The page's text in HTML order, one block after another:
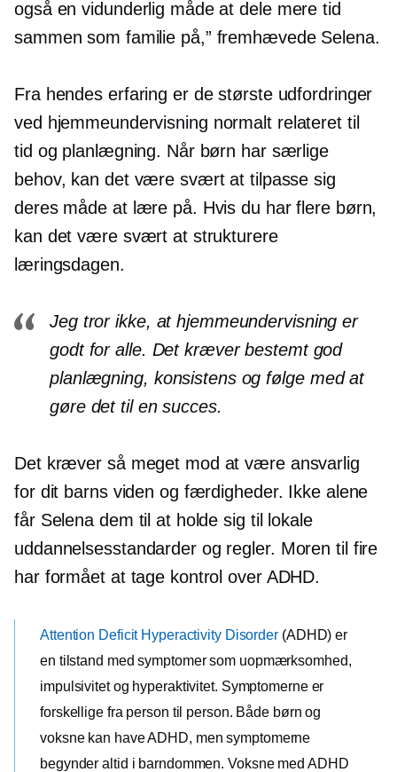
også en vidunderlig måde at dele mere tid
sammen som familie på,” fremhævede Selena.
Fra hendes erfaring er de største udfordringer
ved hjemmeundervisning normalt relateret til
tid og planlægning. Når børn har særlige
behov, kan det være svært at tilpasse sig
deres måde at lære på. Hvis du har flere børn,
kan det være svært at strukturere
læringsdagen.
Jeg tror ikke, at hjemmeundervisning er
godt for alle. Det kræver bestemt god
planlægning, konsistens og følge medat
gøre det til en succes.
Det kræver så meget mod at være ansvarlig
for dit barns viden og færdigheder. Ikke alene
får Selena dem til at holde sig til lokale
uddannelsesstandarder og regler. Moren til fire
har formået at tage kontrol over ADHD.
Attention Deficit Hyperactivity Disorder (ADHD) er
en tilstand med symptomer som uopmærksomhed,
impulsivitet og hyperaktivitet. Symptomerne er
forskellige fra person til person. Både børn og
voksne kan have ADHD, men symptomerne
begynder altid i barndommen. Voksne med ADHD